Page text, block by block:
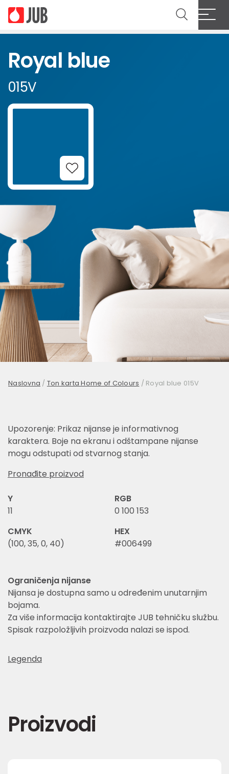
Royal blue
015V
Add to Wishlist
Naslovna / Ton karta Home of Colours / Royal blue 015V
Upozorenje: Prikaz nijanse je informativnog
karaktera. Boje na ekranu i odštampane nijanse
mogu odstupati od stvarnog stanja.
Pronađite proizvod
Y
11
RGB
0 100 153
CMYK
(100, 35, 0, 40)
HEX
#006499
Ograničenja nijanse
Nijansa je dostupna samo u određenim unutarnjim
bojama.
Za više informacija kontaktirajte JUB tehničku službu.
Spisak razpoložljivih proizvoda nalazi se ispod.
Legenda
Proizvodi